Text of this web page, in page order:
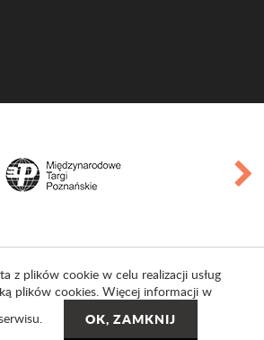
z plików cookie w celu realizacji usług
plików cookies. Więcej informacji w